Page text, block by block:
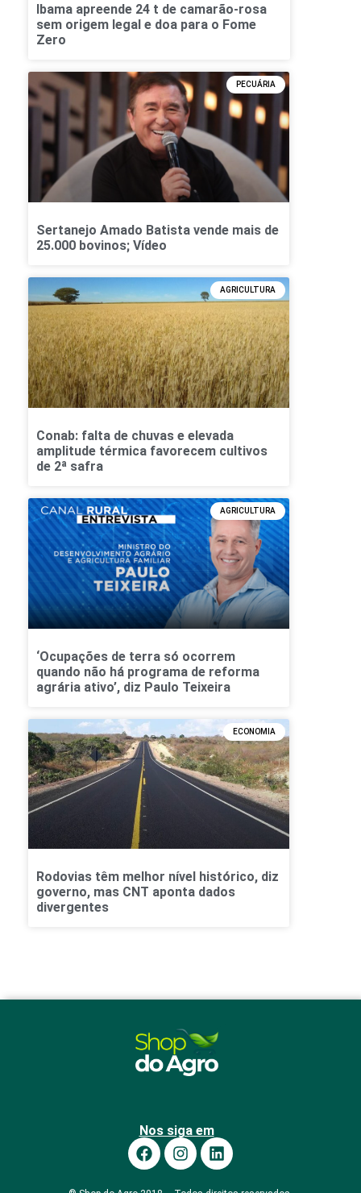
Ibama apreende 24 t de camarão-rosa
sem origem legal e doa para o Fome
Zero
PECUÁRIA
Sertanejo Amado Batista vende mais de
25.000 bovinos; Vídeo
AGRICULTURA
Conab: falta de chuvas e elevada
amplitude térmica favorecem cultivos
de 2ª safra
AGRICULTURA
‘Ocupações de terra só ocorrem
quando não há programa de reforma
agrária ativo’, diz Paulo Teixeira
ECONOMIA
Rodovias têm melhor nível histórico, diz
governo, mas CNT aponta dados
divergentes
Nos siga em